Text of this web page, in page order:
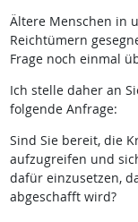
Ältere Menschen in
Reichtümern
Frage noch einmal
Ich stelle daher an
folgende Anfrage:
Sind Sie bereit, die
aufzugreifen und
dafür einzusetzen,
abgeschafft wird?